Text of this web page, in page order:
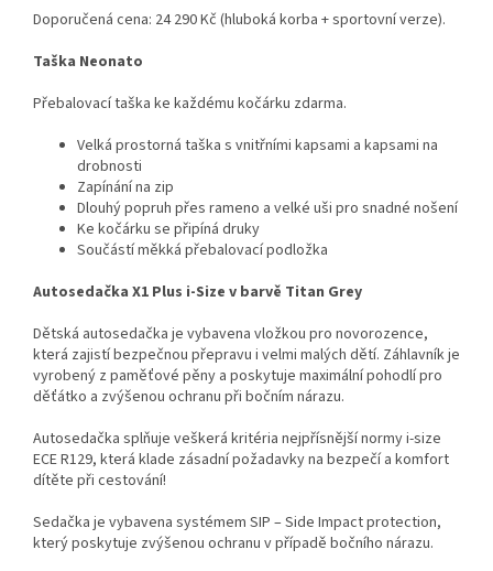
Doporučená cena: 24 290 Kč (hluboká korba + sportovní verze).
Taška Neonato
Přebalovací taška ke každému kočárku zdarma.
Velká prostorná taška s vnitřními kapsami a kapsami na
drobnosti
Zapínání na zip
Dlouhý popruh přes rameno a velké uši pro snadné nošení
Ke kočárku se připíná druky
Součástí měkká přebalovací podložka
Autosedačka X1 Plus i-Size v barvě Titan Grey
Dětská autosedačka je vybavena vložkou pro novorozence,
která zajistí bezpečnou přepravu i velmi malých dětí. Záhlavník je
vyrobený z paměťové pěny a poskytuje maximální pohodlí pro
děťátko a zvýšenou ochranu při bočním nárazu.
Autosedačka splňuje veškerá kritéria nejpřísnější normy i-size
ECE R129, která klade zásadní požadavky na bezpečí a komfort
dítěte při cestování!
Sedačka je vybavena systémem SIP – Side Impact protection,
který poskytuje zvýšenou ochranu v případě bočního nárazu.